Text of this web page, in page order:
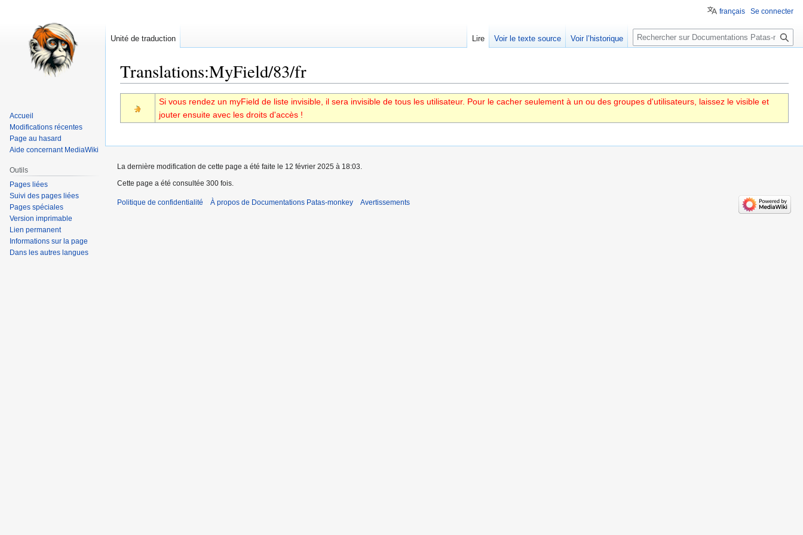
Translations:MyField/83/fr
la
la
Si vous rendez un myField de liste invisible, il sera invisible de tous les utilisateur. Pour le cacher seulement à un ou des groupes d'utilisateurs, laissez le visible et
jouter ensuite avec les droits d'accès !
français Se connecter
Unité de traduction Lire Voir le texte source Voir l’historique
Rechercher
Accueil
Modifications récentes
Page au hasard
Aide concernant MediaWiki
Outils
Pages liées
Suivi des pages liées
Pages spéciales
Version imprimable
Lien permanent
Informations sur la page
Dans les autres langues
La dernière modification de cette page a été faite le 12 février 2025 à 18:03.
Cette page a été consultée 300 fois.
Politique de confidentialité À propos de Documentations Patas-monkey Avertissements